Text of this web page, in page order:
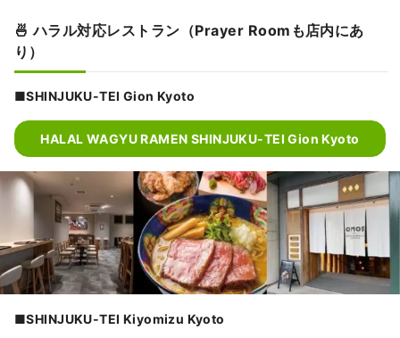
🍜 ハラル対応レストラン（Prayer Roomも店内にあ
り）
■SHINJUKU-TEI Gion Kyoto
HALAL WAGYU RAMEN SHINJUKU-TEI Gion Kyoto
■SHINJUKU-TEI Kiyomizu Kyoto